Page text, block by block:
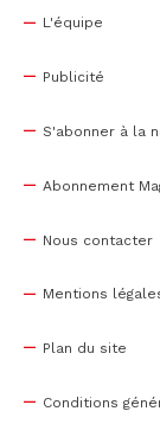
L'équipe
Publicité
S'abonner à la
Abonnement
Nous contacter
Mentions
Plan du site
Conditions